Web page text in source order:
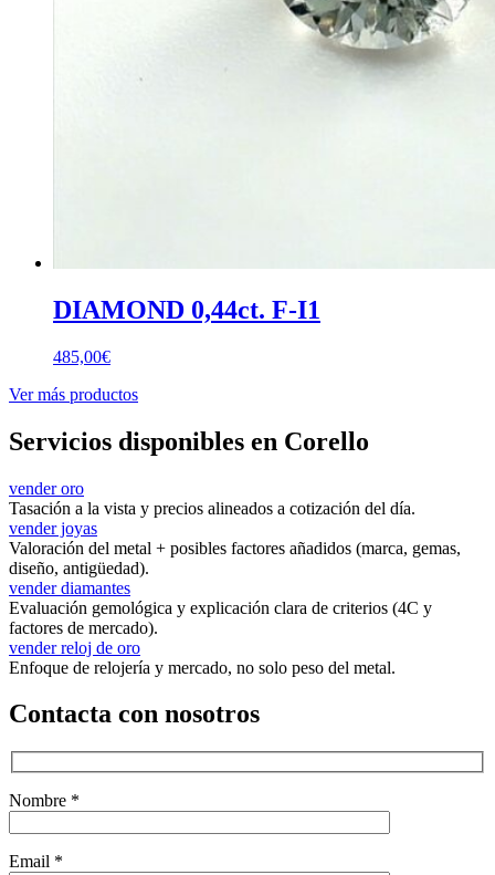
DIAMOND 0,44ct. F-I1
485,00€
Ver más productos
Servicios disponibles en Corello
vender oro
Tasación a la vista y precios alineados a cotización del día.
vender joyas
Valoración del metal + posibles factores añadidos (marca, gemas,
diseño, antigüedad).
vender diamantes
Evaluación gemológica y explicación clara de criterios (4C y
factores de mercado).
vender reloj de oro
Enfoque de relojería y mercado, no solo peso del metal.
Contacta con nosotros
Nombre *
Email *